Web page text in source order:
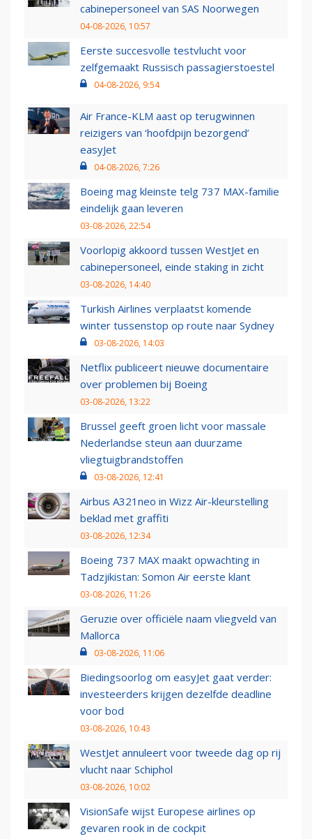
cabinepersoneel van SAS Noorwegen
04-08-2026, 10:57
Eerste succesvolle testvlucht voor
zelfgemaakt Russisch passagierstoestel
04-08-2026, 9:54
Air France-KLM aast op terugwinnen
reizigers van ‘hoofdpijn bezorgend’
easyJet
04-08-2026, 7:26
Boeing mag kleinste telg 737 MAX-familie
eindelijk gaan leveren
03-08-2026, 22:54
Voorlopig akkoord tussen WestJet en
cabinepersoneel, einde staking in zicht
03-08-2026, 14:40
Turkish Airlines verplaatst komende
winter tussenstop op route naar Sydney
03-08-2026, 14:03
Netflix publiceert nieuwe documentaire
over problemen bij Boeing
03-08-2026, 13:22
Brussel geeft groen licht voor massale
Nederlandse steun aan duurzame
vliegtuigbrandstoffen
03-08-2026, 12:41
Airbus A321neo in Wizz Air-kleurstelling
beklad met graffiti
03-08-2026, 12:34
Boeing 737 MAX maakt opwachting in
Tadzjikistan: Somon Air eerste klant
03-08-2026, 11:26
Geruzie over officiële naam vliegveld van
Mallorca
03-08-2026, 11:06
Biedingsoorlog om easyJet gaat verder:
investeerders krijgen dezelfde deadline
voor bod
03-08-2026, 10:43
WestJet annuleert voor tweede dag op rij
vlucht naar Schiphol
03-08-2026, 10:02
VisionSafe wijst Europese airlines op
gevaren rook in de cockpit